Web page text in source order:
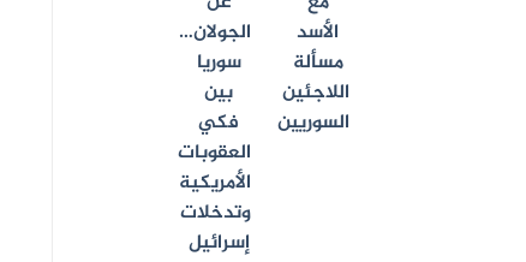
الأسد
مسألة
اللاجئين
السوريين
الجولان…
سوريا
بين
فكي
العقوبات
الأمريكية
وتدخلات
إسرائيل